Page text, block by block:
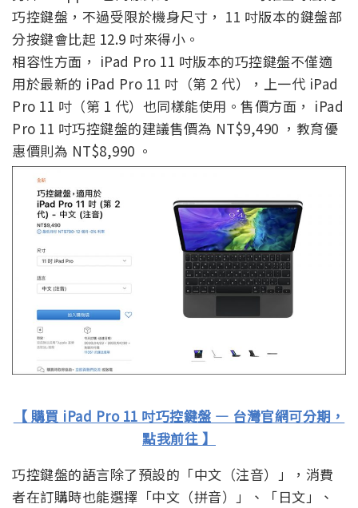
巧控鍵盤，不過受限於機身尺寸， 11 吋版本的鍵盤部
分按鍵會比起 12.9 吋來得小。
相容性方面， iPad Pro 11 吋版本的巧控鍵盤不僅適
用於最新的 iPad Pro 11 吋（第 2 代），上一代 iPad
Pro 11 吋（第 1 代）也同樣能使用。售價方面， iPad
Pro 11 吋巧控鍵盤的建議售價為 NT$9,490 ，教育優
惠價則為 NT$8,990 。
【 購買 iPad Pro 11 吋巧控鍵盤 — 台灣官網可分期，
點我前往 】
巧控鍵盤的語言除了預設的「中文（注音）」，消費
者在訂購時也能選擇「中文（拼音）」、「日文」、